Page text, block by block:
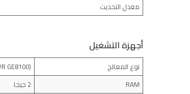
معدل التحديث
أجهزة التشغيل
نوع المعالج
(Mediatek MT6739 (PowerVR GE8100
RAM
2 جيجا